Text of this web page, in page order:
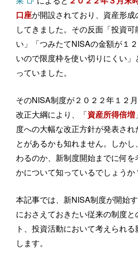
口座が開設されており、資産形
してきました。その反面「投資
い」「つみたてNISAの金額が１
いので限度枠を使い切りにくい
っていました。
そのNISA制度が２０２２年１２
改正大綱により、「資産所得倍増
度への大幅な改正方針が発表され
とがあるかも知れません。しか
わるのか、新制度開始までに何
かについて知っているでしょうか
本記事では、新NISA制度が開始
におさえておきたい従来の制度と
ト、投資活動において考えられ
します。